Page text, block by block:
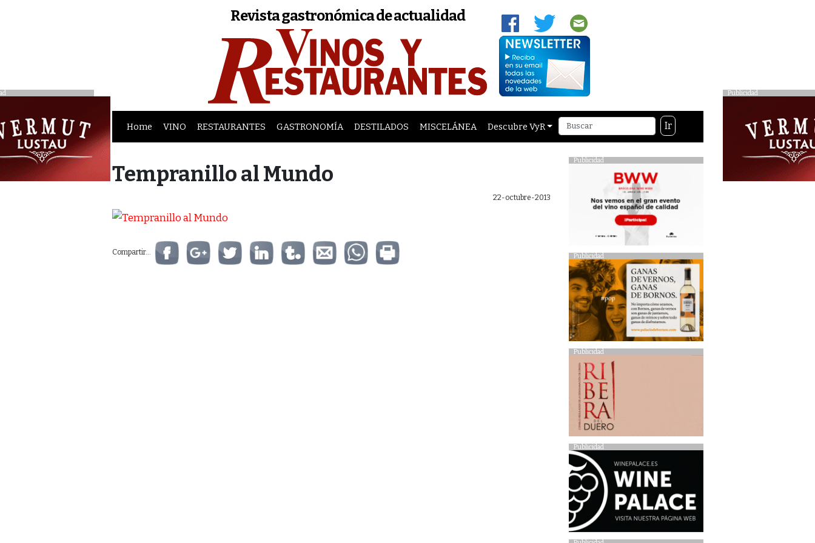
Publicidad
Revista gastronómica de actualidad
Home VINO RESTAURANTES GASTRONOMÍA DESTILADOS MISCELÁNEA Descubre VyR Ir
Tempranillo al Mundo
22-octubre-2013
Compartir...
Publicidad
Publicidad
Publicidad
Publicidad